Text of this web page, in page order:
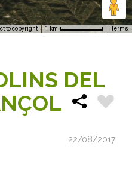
to copyright 1 km Terms
DEL
22/08/2017